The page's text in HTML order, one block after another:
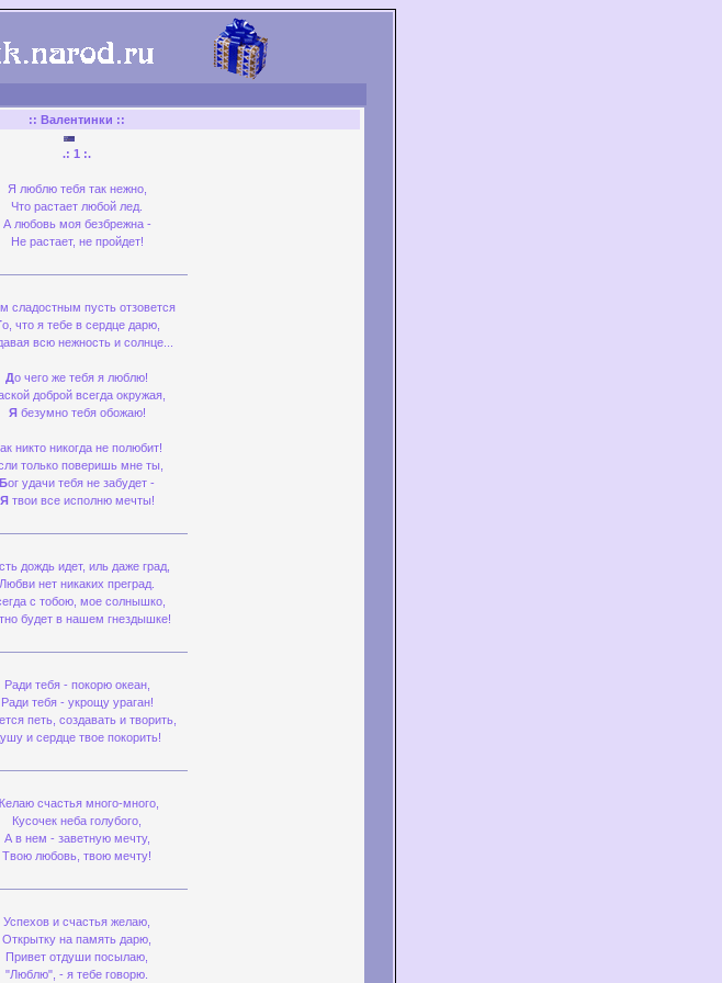
:: Валентинки ::
.: 1 :.
Я люблю тебя так нежно,
Что растает любой лед.
А любовь моя безбрежна -
Не растает, не пройдет!
сладостным пусть отзовется
о, что я тебе в сердце дарю,
всю нежность и солнце...
До чего же тебя я люблю!
доброй всегда окружая,
Ябезумно тебя обожаю!
ак никто никогда не полюбит!
только поверишь мне ты,
Бог удачи тебя не забудет -
Ятвои все исполню мечты!
дождь идет, иль даже град,
Любви нет никаких преград.
с тобою, мое солнышко,
будет в нашем гнездышке!
Ради тебя - покорю океан,
Ради тебя - укрощу ураган!
петь, создавать и творить,
и сердце твое покорить!
счастья много-много,
Кусочек неба голубого,
А в нем - заветную мечту,
Твою любовь, твою мечту!
Успехов и счастья желаю,
Открытку на память дарю,
Привет отдуши посылаю,
"Люблю", - я тебе говорю.